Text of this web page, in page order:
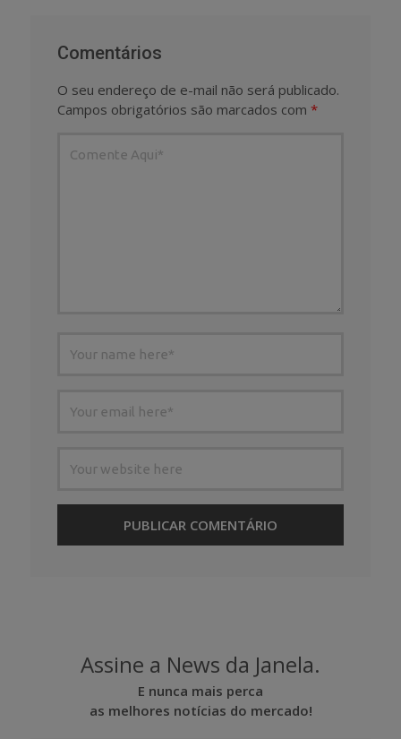
Comentários
O seu endereço de e-mail não será publicado.
Campos obrigatórios são marcados com *
Assine a News da Janela.
E nunca mais perca
as melhores notícias do mercado!